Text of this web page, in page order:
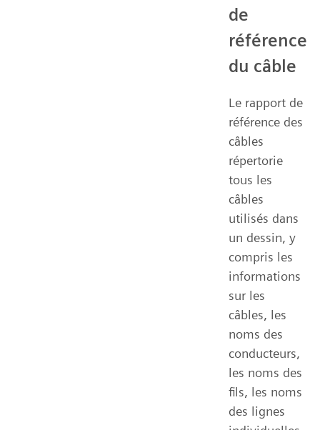
de
référence
du câble
Le rapport de
référence des
câbles
répertorie
tous les
câbles
utilisés dans
un dessin, y
compris les
informations
sur les
câbles, les
noms des
conducteurs,
les noms des
fils, les noms
des lignes